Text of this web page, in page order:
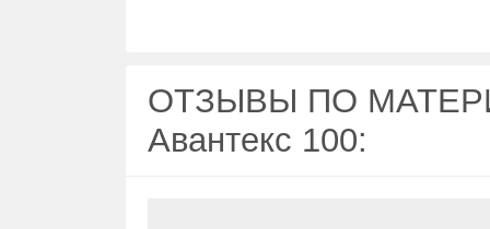
ОТЗЫВЫ ПО
Авантекс 100: